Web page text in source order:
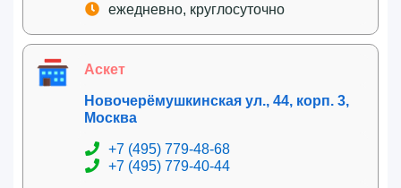
ежедневно, круглосуточно
Аскет
Новочерёмушкинская ул., 44, корп. 3,
Москва
+7 (495) 779-48-68
+7 (495) 779-40-44